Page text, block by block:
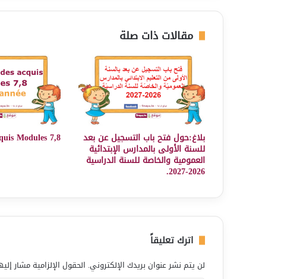
مقالات ذات صلة
بلاغ:حول فتح باب التسجيل عن بعد
للسنة الأولى بالمدارس الإبتدائية
العمومية والخاصة للسنة الدراسية
2026-2027.
Modules 7,8
اترك تعليقاً
لن يتم نشر عنوان بريدك الإلكتروني. الحقول الإلزامية مشار